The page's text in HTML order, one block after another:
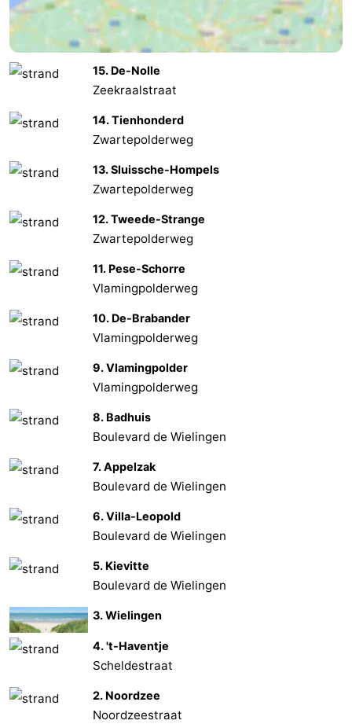
Natur
Het
Westflandern
-
Küste
-
Blankenberge
-
Wenduine
Wetter
15. De-Nolle
Zeekraalstraat
14. Tienhonderd
Zwartepolderweg
13. Sluissche-Hompels
Zwartepolderweg
12. Tweede-Strange
Zwartepolderweg
11. Pese-Schorre
Vlamingpolderweg
10. De-Brabander
Vlamingpolderweg
9. Vlamingpolder
Vlamingpolderweg
8. Badhuis
Boulevard de Wielingen
7. Appelzak
Boulevard de Wielingen
6. Villa-Leopold
Boulevard de Wielingen
5. Kievitte
Boulevard de Wielingen
3. Wielingen
4. 't-Haventje
Scheldestraat
2. Noordzee
Noordzeestraat